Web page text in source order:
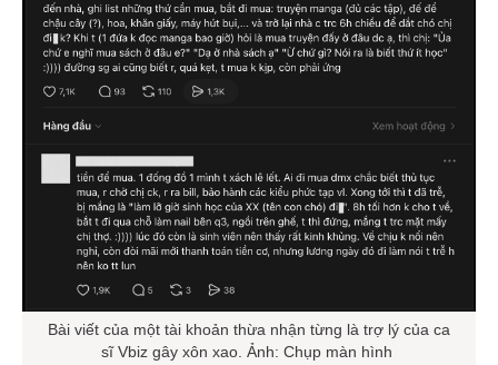
Bài viết của một tài khoản thừa nhận từng là trợ lý của ca
sĩ Vbiz gây xôn xao. Ảnh: Chụp màn hình